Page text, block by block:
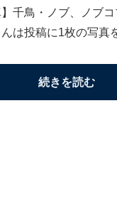
千鳥・ノブ、ノブ
は投稿に1枚の写真
続きを読む